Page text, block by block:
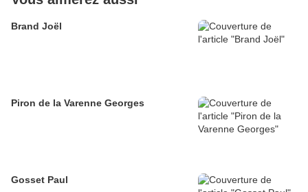
Brand Joël
Piron de la Varenne Georges
Gosset Paul